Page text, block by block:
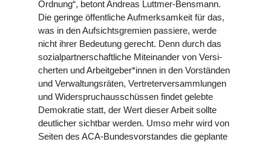
Ordnung“, betont Andreas Luttmer-Bensmann.
Die geringe öffent­li­che Auf­merk­sam­keit für das,
was in den Auf­sichts­gre­mien passiere, werde
nicht ihrer Bedeu­tung gerecht. Denn durch das
sozi­al­part­ner­schaft­li­che Mit­ein­an­der von Ver­si­
cher­ten und Arbeitgeber*innen in den Vor­stän­den
und Ver­wal­tungs­rä­ten, Ver­tre­ter­ver­samm­lun­gen
und Wider­spruch­aus­schüs­sen findet gelebte
Demo­kra­tie statt, der Wert dieser Arbeit sollte
deut­li­cher sichtbar werden. Umso mehr wird von
Seiten des ACA-Bun­des­vor­stan­des die geplante